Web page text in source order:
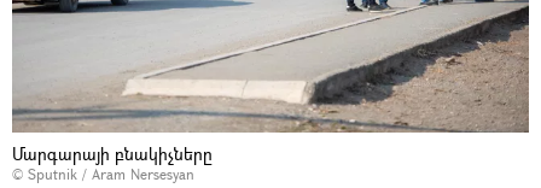
Մարգարայի բնակիչները
© Sputnik / Aram Nersesyan